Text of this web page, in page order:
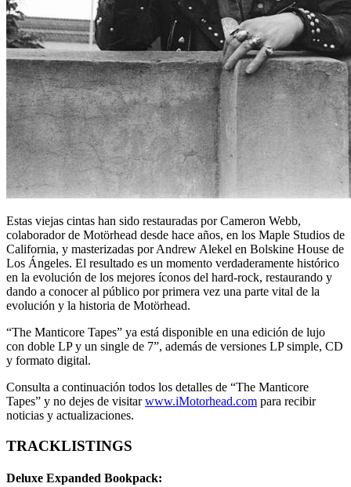
Estas viejas cintas han sido restauradas por Cameron Webb,
colaborador de Motörhead desde hace años, en los Maple Studios de
California, y masterizadas por Andrew Alekel en Bolskine House de
Los Ángeles. El resultado es un momento verdaderamente histórico
en la evolución de los mejores íconos del hard-rock, restaurando y
dando a conocer al público por primera vez una parte vital de la
evolución y la historia de Motörhead.
“The Manticore Tapes” ya está disponible en una edición de lujo
con doble LP y un single de 7”, además de versiones LP simple, CD
y formato digital.
Consulta a continuación todos los detalles de “The Manticore
Tapes” y no dejes de visitarwww.iMotorhead.com para recibir
noticias y actualizaciones.
TRACKLISTINGS
Deluxe Expanded Bookpack: